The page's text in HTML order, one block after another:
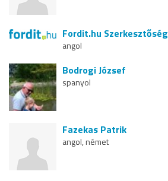
Fordit.hu Szerkesztőség
angol
Bodrogi József
spanyol
Fazekas Patrik
angol, német